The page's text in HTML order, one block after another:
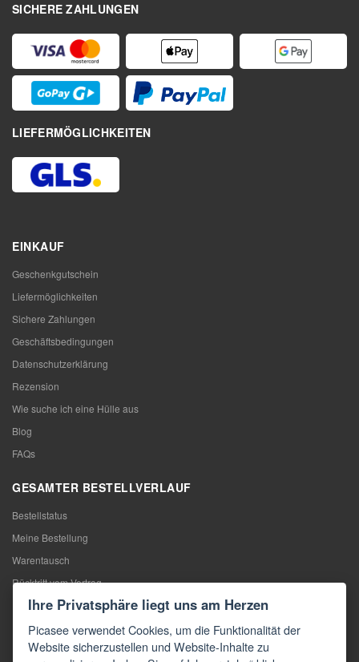
SICHERE ZAHLUNGEN
LIEFERMÖGLICHKEITEN
EINKAUF
Geschenkgutschein
Liefermöglichkeiten
Sichere Zahlungen
Geschäftsbedingungen
Datenschutzerklärung
Rezension
Wie suche ich eine Hülle aus
Blog
FAQs
GESAMTER BESTELLVERLAUF
Bestellstatus
Meine Bestellung
Warentausch
Rücktritt vom Vertrag
Reklamation
KONTAKTE
Ihre Privatsphäre liegt uns am Herzen
Picasee verwendet Cookies, um die Funktionalität der
Website sicherzustellen und Website-Inhalte zu